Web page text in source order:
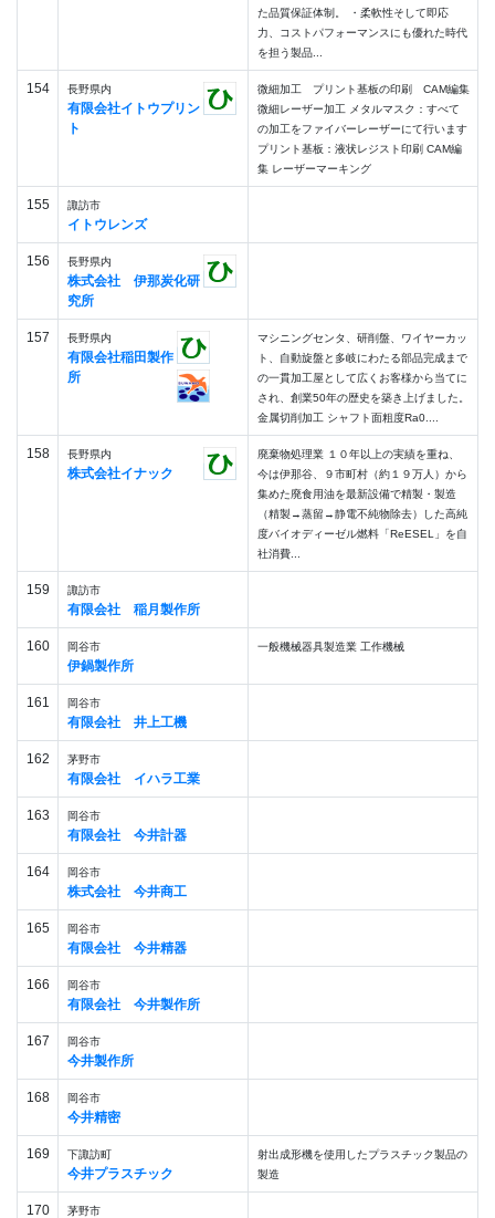
た品質保証体制。 ・柔軟性そして即応
力、コストパフォーマンスにも優れた時代
を担う製品...
154 長野県内
有限会社イトウプリン
ト
微細加工 プリント基板の印刷 CAM編集
微細レーザー加工 メタルマスク：すべて
の加工をファイバーレーザーにて行います
プリント基板：液状レジスト印刷 CAM編
集 レーザーマーキング
155 諏訪市
イトウレンズ
156 長野県内
株式会社 伊那炭化研
究所
157 長野県内
有限会社稲田製作
所
マシニングセンタ、研削盤、ワイヤーカッ
ト、自動旋盤と多岐にわたる部品完成まで
の一貫加工屋として広くお客様から当てに
され、創業50年の歴史を築き上げました。
金属切削加工 シャフト面粗度Ra0....
158 長野県内
株式会社イナック
廃棄物処理業 １０年以上の実績を重ね、
今は伊那谷、９市町村（約１９万人）から
集めた廃食用油を最新設備で精製・製造
（精製→蒸留→静電不純物除去）した高純
度バイオディーゼル燃料「ReESEL」を自
社消費...
159 諏訪市
有限会社 稲月製作所
160 岡谷市
伊鍋製作所
一般機械器具製造業 工作機械
161 岡谷市
有限会社 井上工機
162 茅野市
有限会社 イハラ工業
163 岡谷市
有限会社 今井計器
164 岡谷市
株式会社 今井商工
165 岡谷市
有限会社 今井精器
166 岡谷市
有限会社 今井製作所
167 岡谷市
今井製作所
168 岡谷市
今井精密
169 下諏訪町
今井プラスチック
射出成形機を使用したプラスチック製品の
製造
170 茅野市